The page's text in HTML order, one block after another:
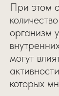
При этом
организм
могут
которых